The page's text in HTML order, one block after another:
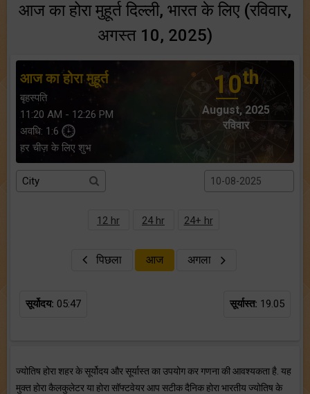
आज का होरा मुहूर्त दिल्ली, भारत के लिए (रविवार,
अगस्त 10, 2025)
आज का होरा मुहूर्त
बृहस्पति
11:20 AM - 12:26 PM
अवधि: 1:6
हर चीज़ के लिए शुभ
10th
August, 2025
रविवार
12 hr 24 hr 24+ hr
पिछला आज अगला
सूर्योदय: 05:47 सूर्यास्त: 19.05
ज्योतिष होरा शहर के सूर्योदय और सूर्यास्त का उपयोग कर गणना की आवश्यकता है. यह
मुक्त होरा कैलकुलेटर या होरा सॉफ्टवेयर आप सटीक दैनिक होरा भारतीय ज्योतिष के